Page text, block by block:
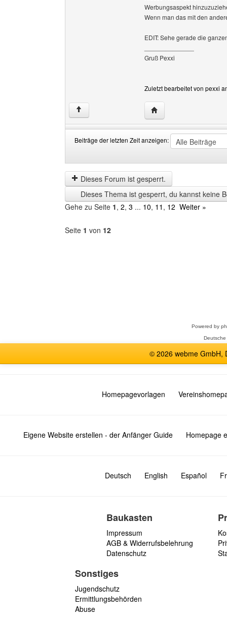
Werbungsaspekt
Wenn man das mit den
EDIT: Sehe gerade die
Gruß Pexxi
Zuletzt bearbeitet von pexxi
↑ Website dieses
Beiträge der letzten Zeit anzeigen:
der
letzten
Zeit
anzeigen
by
Dieses Forum ist gesperrt.
Dieses Thema ist gesperrt, du kannst keine
Gehe zu Seite 1, 2, 3 ... 10, 11 , 12 Weiter »
Seite 1 von 12
Powered by
© 2026 webme GmbH,
Homepagevorlagen
Eigene Website erstellen - der Anfänger Guide Homepage
Deutsch English Español
Baukasten
Impressum
AGB & Widerrufsbelehrung
Datenschutz
Sonstiges
Jugendschutz
Ermittlungsbehörden
Abuse